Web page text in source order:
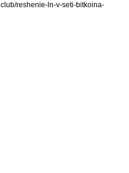
reshenie-ln-v-seti-bitkoina-